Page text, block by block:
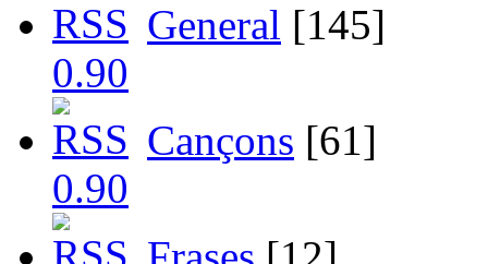
General [145]
Cançons [61]